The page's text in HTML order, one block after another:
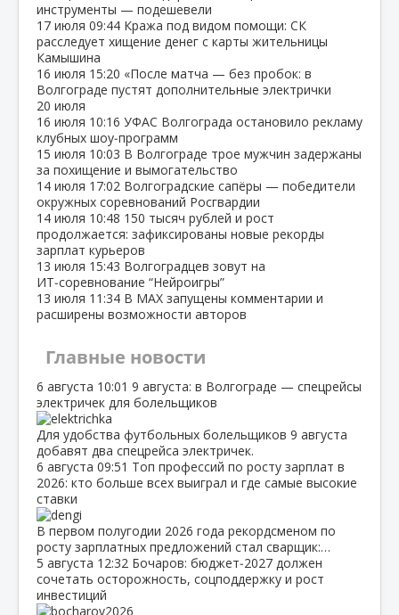
инструменты — подешевели
17 июля 09:44 Кража под видом помощи: СК
расследует хищение денег с карты жительницы
Камышина
16 июля 15:20 «После матча — без пробок: в
Волгограде пустят дополнительные электрички
20 июля
16 июля 10:16 УФАС Волгограда остановило рекламу
клубных шоу‑программ
15 июля 10:03 В Волгограде трое мужчин задержаны
за похищение и вымогательство
14 июля 17:02 Волгоградские сапёры — победители
окружных соревнований Росгвардии
14 июля 10:48 150 тысяч рублей и рост
продолжается: зафиксированы новые рекорды
зарплат курьеров
13 июля 15:43 Волгоградцев зовут на
ИТ‑соревнование “Нейроигры”
13 июля 11:34 В МАХ запущены комментарии и
расширены возможности авторов
Главные новости
6 августа 10:01 9 августа: в Волгограде — спецрейсы
электричек для болельщиков
Для удобства футбольных болельщиков 9 августа
добавят два спецрейса электричек.
6 августа 09:51 Топ профессий по росту зарплат в
2026: кто больше всех выиграл и где самые высокие
ставки
В первом полугодии 2026 года рекордсменом по
росту зарплатных предложений стал сварщик:…
5 августа 12:32 Бочаров: бюджет‑2027 должен
сочетать осторожность, соцподдержку и рост
инвестиций